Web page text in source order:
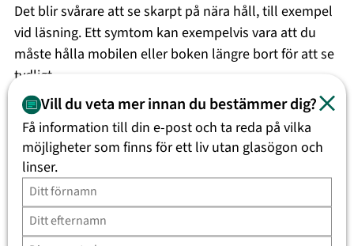
Det blir svårare att se skarpt på nära håll, till exempel
vid läsning. Ett symtom kan exempelvis vara att du
måste hålla mobilen eller boken längre bort för att se
tydligt.
Läs mer om Ålderssynthet
Symtom på synfel
Symtomen varierar beroende på typ av synfel, men
vanliga tecken är:
Vill du veta mer innan du bestämmer dig?
Få information till din e-post och ta reda på vilka
möjligheter som finns för ett liv utan glasögon och
linser.